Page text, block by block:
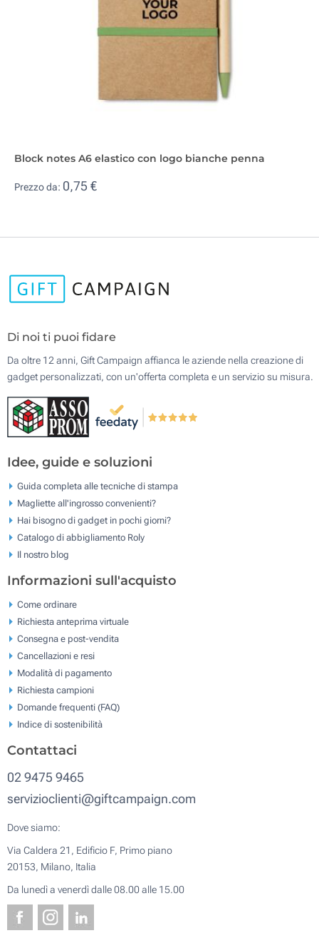
Block notes A6 elastico con logo bianche penna
Prezzo da: 0,75 €
Di noi ti puoi fidare
Da oltre 12 anni, Gift Campaign affianca le aziende nella creazione di
gadget personalizzati, con un'offerta completa e un servizio su misura.
Idee, guide e soluzioni
Guida completa alle tecniche di stampa
Magliette all'ingrosso convenienti?
Hai bisogno di gadget in pochi giorni?
Catalogo di abbigliamento Roly
Il nostro blog
Informazioni sull'acquisto
Come ordinare
Richiesta anteprima virtuale
Consegna e post-vendita
Cancellazioni e resi
Modalità di pagamento
Richiesta campioni
Domande frequenti (FAQ)
Indice di sostenibilità
Contattaci
02 9475 9465
servizioclienti@giftcampaign.com
Dove siamo:
Via Caldera 21, Edificio F, Primo piano
20153, Milano, Italia
Da lunedì a venerdì dalle 08.00 alle 15.00